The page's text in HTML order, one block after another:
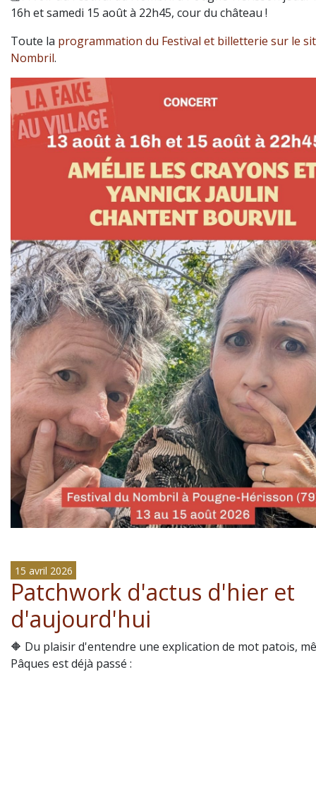
16h et samedi 15 août à 22h45, cour du château !
Toute la programmation du Festival et billetterie sur le
Nombril.
15 avril 2026
Patchwork d'actus d'hier et
d'aujourd'hui
🔶 Du plaisir d'entendre une explication de mot patois,
Pâques est déjà passé :